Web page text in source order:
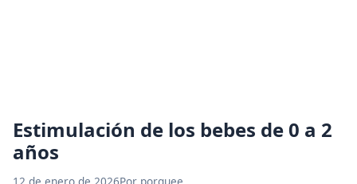
Estimulación de los bebes de 0 a 2
años